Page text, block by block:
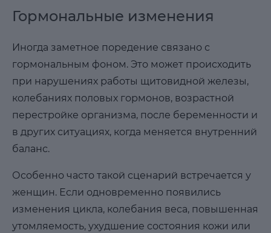
Гормональные изменения
Иногда заметное поредение связано с
гормональным фоном. Это может происходить
при нарушениях работы щитовидной железы,
колебаниях половых гормонов, возрастной
перестройке организма, после беременности и
в других ситуациях, когда меняется внутренний
баланс.
Особенно часто такой сценарий встречается у
женщин. Если одновременно появились
изменения цикла, колебания веса, повышенная
утомляемость, ухудшение состояния кожи или